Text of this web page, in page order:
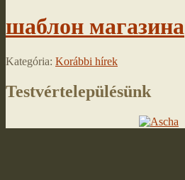
шаблон магазина
Kategória: Korábbi hírek
Testvértelepülésünk